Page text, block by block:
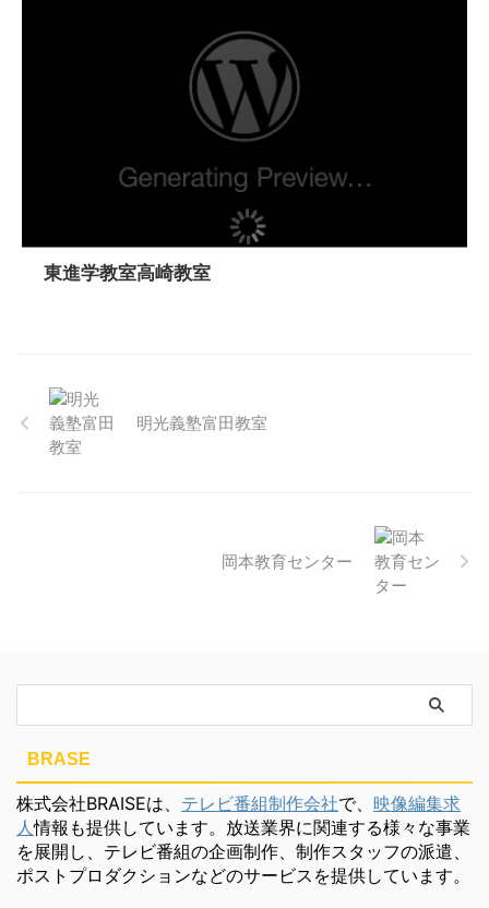
東進学教室高崎教室
明光義塾富田教室
岡本教育センター
BRASE
株式会社BRAISEは、 テレビ番組制作会社で、 映像編集求
人情報も提供しています。放送業界に関連する様々な事業
を展開し、テレビ番組の企画制作、制作スタッフの派遣、
ポストプロダクションなどのサービスを提供しています。